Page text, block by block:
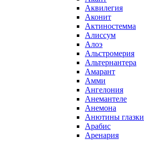
Аквилегия
Аконит
Актиностемма
Алиссум
Алоэ
Альстромерия
Альтернантера
Амарант
Амми
Ангелония
Анемантеле
Анемона
Анютины глазки
Арабис
Аренария